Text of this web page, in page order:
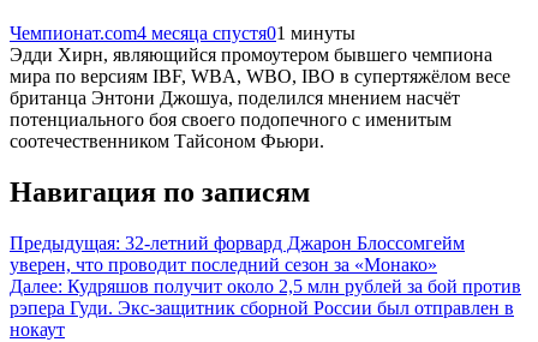
Чемпионат.com4 месяца спустя01 минуты
Эдди Хирн, являющийся промоутером бывшего чемпиона
мира по версиям IBF, WBA, WBO, IBO в супертяжёлом весе
британца Энтони Джошуа, поделился мнением насчёт
потенциального боя своего подопечного с именитым
соотечественником Тайсоном Фьюри.
Навигация по записям
Предыдущая: 32-летний форвард Джарон Блоссомгейм
уверен, что проводит последний сезон за «Монако»
Далее: Кудряшов получит около 2,5 млн рублей за бой против
рэпера Гуди. Экс-защитник сборной России был отправлен в
нокаут